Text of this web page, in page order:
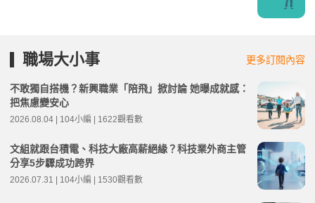
職場大小事 更多訂閱內容
不敢獨自搭機？新興職業「陪飛」掀討論 她曝成就感：
把焦慮變安心
2026.08.04 | 104小編 | 1622觀看數
文組就跟台積電、科技大廠高薪絕緣？科技業外商主管
分享5步驟成功跨界
2026.07.31 | 104小編 | 1530觀看數